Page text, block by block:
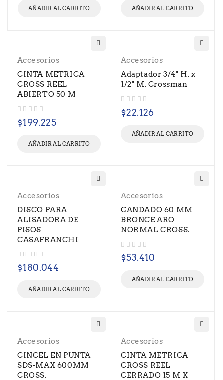
AÑADIR AL CARRITO AÑADIR AL CARRITO
Accesorios
CINTA METRICA
CROSS REEL
ABIERTO 50 M
$199.225
AÑADIR AL CARRITO
Accesorios
Adaptador 3/4" H. x
1/2" M. Crossman
$22.126
AÑADIR AL CARRITO
Accesorios
DISCO PARA
ALISADORA DE
PISOS
CASAFRANCHI
$180.044
AÑADIR AL CARRITO
Accesorios
CANDADO 60 MM
BRONCE ARO
NORMAL CROSS.
$53.410
AÑADIR AL CARRITO
Accesorios
CINCEL EN PUNTA
SDS-MAX 600MM
CROSS.
Accesorios
CINTA METRICA
CROSS REEL
CERRADO 15 M X